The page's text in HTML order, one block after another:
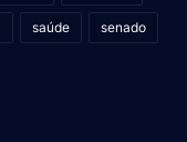
saúde senado